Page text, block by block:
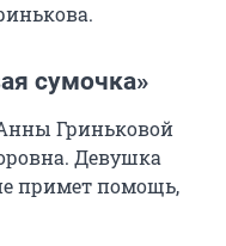
сумочка»
Гриньковой
Девушка
примет помощь,